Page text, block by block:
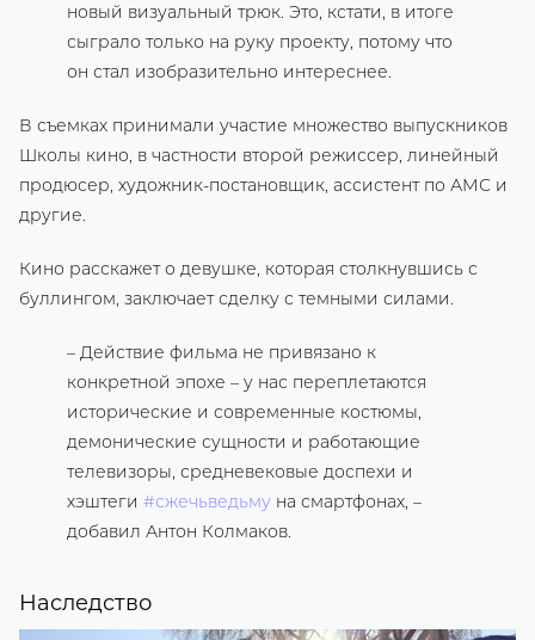
новый визуальный трюк. Это, кстати, в итоге
сыграло только на руку проекту, потому что
он стал изобразительно интереснее.
В съемках принимали участие множество выпускников
Школы кино, в частности второй режиссер, линейный
продюсер, художник-постановщик, ассистент по АМС и
другие.
Кино расскажет о девушке, которая столкнувшись с
буллингом, заключает сделку с темными силами.
– Действие фильма не привязано к
конкретной эпохе – у нас переплетаются
исторические и современные костюмы,
демонические сущности и работающие
телевизоры, средневековые доспехи и
хэштеги #сжечьведьму на смартфонах, –
добавил Антон Колмаков.
Наследство